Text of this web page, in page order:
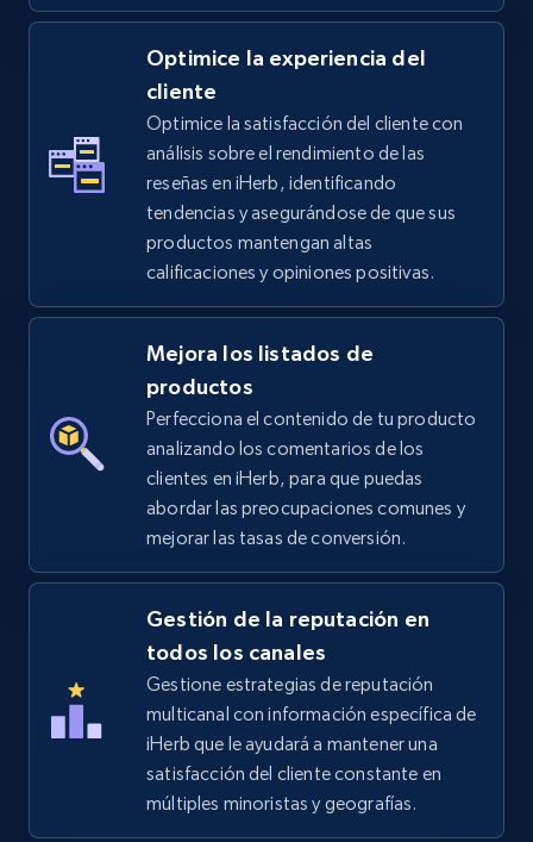
5.4K+ 668+ Comenzar ahora
TikTok Shop - discover records by shop url
URL, Title, Available, Description, Currency, Initial
price, Final price, Discount percent, and more.
668+ Comenzar ahora
Amazon sellers info
Seller id, URL, Seller name, Description, Detailed
info, Stars, Feedbacks, Return policy, and more.
378+ Comenzar ahora
URL, Product id, Title, Seller name, Seller rating,
Seller reviews, Breadcrumbs, Root category, and
more.
359+ Comenzar ahora
Optimice la experiencia del
cliente
Optimice la satisfacción del cliente con
análisis sobre el rendimiento de las
reseñas en iHerb, identificando
tendencias y asegurándose de que sus
productos mantengan altas
calificaciones y opiniones positivas.
Mejora los listados de
productos
Perfecciona el contenido de tu producto
analizando los comentarios de los
clientes en iHerb, para que puedas
abordar las preocupaciones comunes y
mejorar las tasas de conversión.
Gestión de la reputación en
todos los canales
Gestione estrategias de reputación
multicanal con información específica de
iHerb que le ayudará a mantener una
satisfacción del cliente constante en
múltiples minoristas y geografías.